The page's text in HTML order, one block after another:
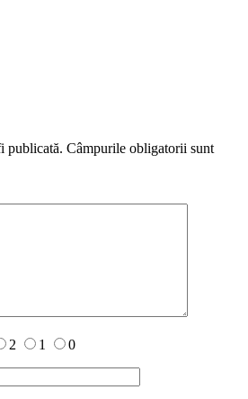
publicată. Câmpurile obligatorii sunt
2 1 0